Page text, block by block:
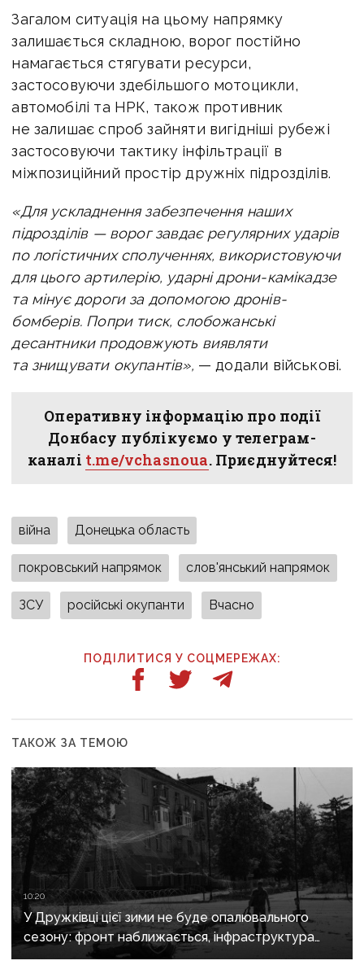
Загалом ситуація на цьому напрямку
залишається складною, ворог постійно
намагається стягувати ресурси,
застосовуючи здебільшого мотоцикли,
автомобілі та НРК, також противник
не залишає спроб зайняти вигідніші рубежі
застосовуючи тактику інфільтрації в
міжпозиційний простір дружніх підрозділів.
«Для ускладнення забезпечення наших
підрозділів — ворог завдає регулярних ударів
по логістичних сполученнях, використовуючи
для цього артилерію, ударні дрони-камікадзе
та мінує дороги за допомогою дронів-
бомберів. Попри тиск, слобожанські
десантники продовжують виявляти
та знищувати окупантів», — додали військові.
Оперативну інформацію про події
Донбасу публікуємо у телеграм-
каналі t.me/vchasnoua. Приєднуйтеся!
війна Донецька область
покровський напрямок слов'янський напрямок
ЗСУ російські окупанти Вчасно
ПОДІЛИТИСЯ У СОЦМЕРЕЖАХ:
ТАКОЖ ЗА ТЕМОЮ
10:20
У Дружківці цієї зими не буде опалювального
сезону: фронт наближається, інфраструктура
критично зруйнована